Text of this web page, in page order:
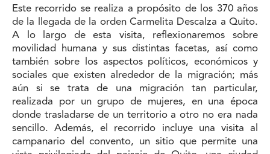
Este recorrido se realiza a propósito de los 370 años
de la llegada de la orden Carmelita Descalza a Quito.
A lo largo de esta visita, reflexionaremos sobre
movilidad humana y sus distintas facetas, así como
también sobre los aspectos políticos, económicos y
sociales que existen alrededor de la migración; más
aún si se trata de una migración tan particular,
realizada por un grupo de mujeres, en una época
donde trasladarse de un territorio a otro no era nada
sencillo. Además, el recorrido incluye una visita al
campanario del convento, un sitio que permite una